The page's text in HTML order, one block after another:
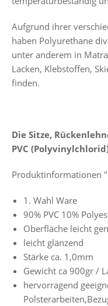
Aufgrund ihrer
haben Polyurethane
unter anderem in
Lacken, Klebstoffen,
finden.
Die Sitze,
PVC
Produktinformationen
1. Wahl Ware
90% PVC 10%
Oberfläche leicht
leicht glänzend
Stärke ca. 1,0mm
Gewicht ca 900gr /
hervorragend